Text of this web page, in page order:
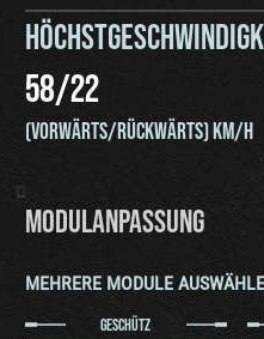
58/22
(VORWÄRTS/RÜCKWÄRTS) KM/H
MODULANPASSUNG
MEHRERE MODULE
GESCHÜTZ